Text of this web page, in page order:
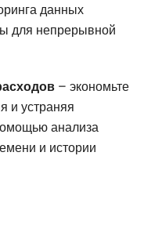
данных
для непрерывной
– экономьте
и устраняя
анализа
и истории